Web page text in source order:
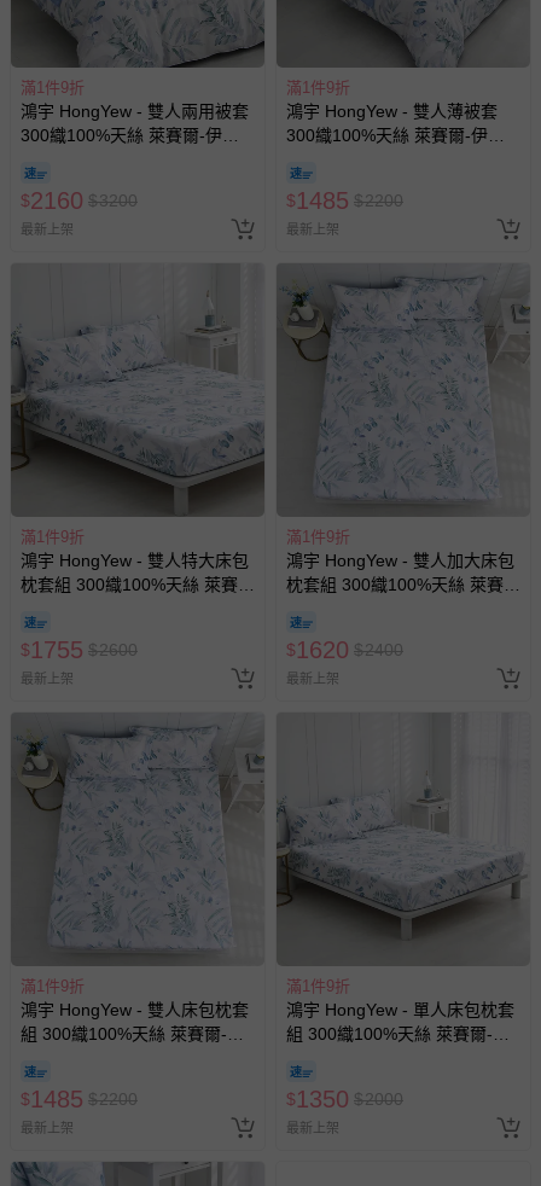
滿1件9折
鴻宇 HongYew - 雙人兩用被套
300織100%天絲 萊賽爾-伊凡
$2160 $3200
最新上架
滿1件9折
鴻宇 HongYew - 雙人薄被套
300織100%天絲 萊賽爾-伊凡
$1485 $2200
最新上架
滿1件9折
鴻宇 HongYew - 雙人特大床包
枕套組 300織100%天絲 萊賽
$1755 $2600
最新上架
滿1件9折
鴻宇 HongYew - 雙人加大床包
枕套組 300織100%天絲 萊賽
$1620 $2400
最新上架
滿1件9折
鴻宇 HongYew - 雙人床包枕套
組 300織100%天絲 萊賽爾-伊
$1485 $2200
最新上架
滿1件9折
鴻宇 HongYew - 單人床包枕套
組 300織100%天絲 萊賽爾-伊
$1350 $2000
最新上架